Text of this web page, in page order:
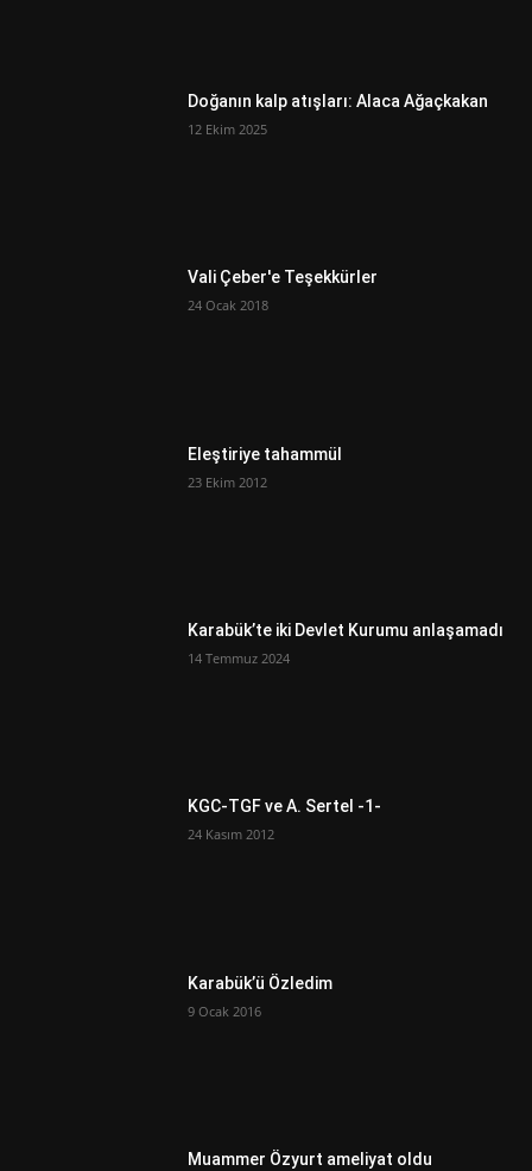
Doğanın kalp atışları: Alaca Ağaçkakan
12 Ekim 2025
Vali Çeber'e Teşekkürler
24 Ocak 2018
Eleştiriye tahammül
23 Ekim 2012
Karabük’te iki Devlet Kurumu anlaşamadı
14 Temmuz 2024
KGC-TGF ve A. Sertel -1-
24 Kasım 2012
Karabük’ü Özledim
9 Ocak 2016
Muammer Özyurt ameliyat oldu